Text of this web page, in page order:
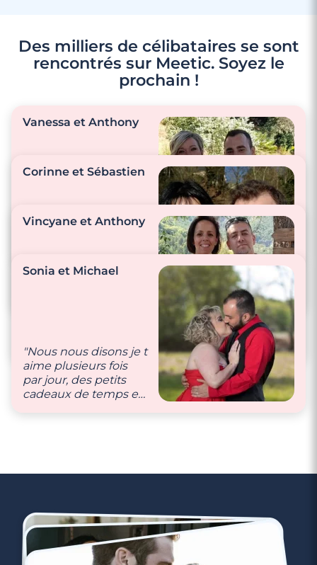
3 minutes
Rencontre à Isbergues
Des milliers de célibataires se sont
rencontrés sur Meetic. Soyez le
prochain !
Vanessa et Anthony
c’est quand on se
regarde en souriant,
Corinne et Sébastien
"Nous sommes tous
Vincyane et Anthony
c’est déjà pas mal non
? (humour bien-sûr)"
Sonia et Michael
"Nous nous disons je t
aime plusieurs fois
par jour, des petits
cadeaux de temps en